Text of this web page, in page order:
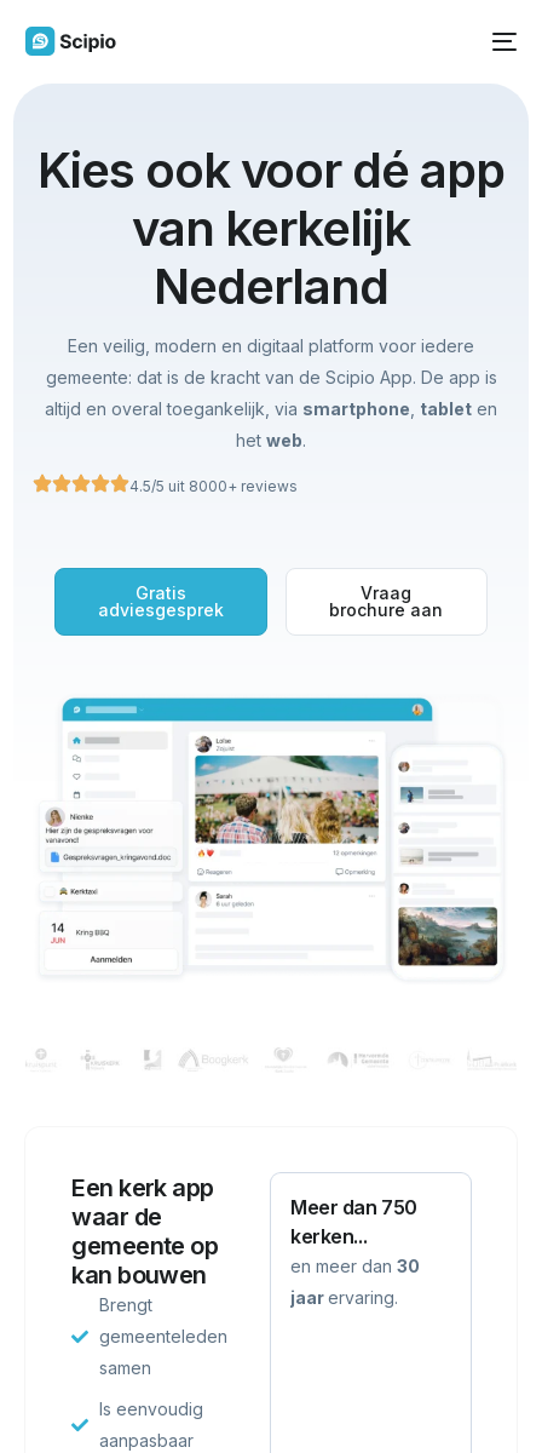
Kies ook voor dé app
van kerkelijk
Nederland
Een veilig, modern en digitaal platform voor iedere
gemeente: dat is de kracht van de Scipio App. De app is
altijd en overal toegankelijk, via smartphone tablet en
het web.
4.5/5 uit 8000+ reviews
Gratis
adviesgesprek
Vraag
brochure aan
Een kerk app
waar de
gemeente op
kan bouwen
Brengt
gemeenteleden
samen
Is eenvoudig
aanpasbaar
Meer dan 750
kerken...
en meer dan 30
jaarervaring.